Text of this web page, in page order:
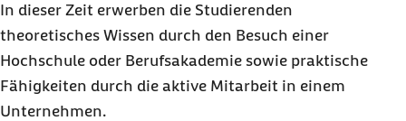
In dieser Zeit erwerben die Studierenden
theoretisches Wissen durch den Besuch einer
Hochschule oder Berufsakademie sowie praktische
Fähigkeiten durch die aktive Mitarbeit in einem
Unternehmen.